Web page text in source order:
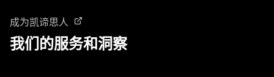
成为凯谛思人
我们的服务和洞察